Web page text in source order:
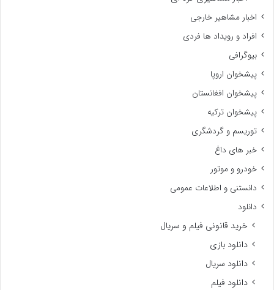
اخبار مشاهیر خارجی
افراد و رویداد ها فردی
بیوگرافی
پیشخوان اروپا
پیشخوان افغانستان
پیشخوان ترکیه
توریسم و گردشگری
خبر های داغ
خودرو و موتور
دانستنی و اطلاعات عمومی
دانلود
خرید قانونی فیلم و سریال
دانلود بازی
دانلود سریال
دانلود فیلم